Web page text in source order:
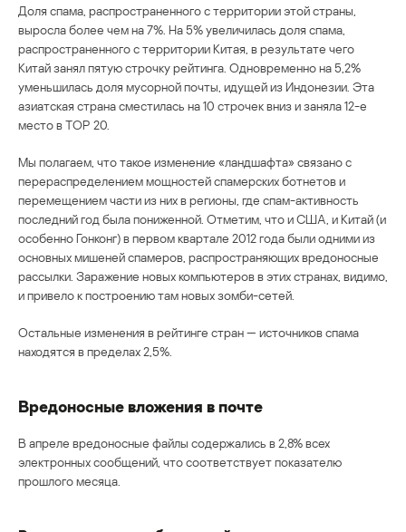
Доля спама, распространенного с территории этой страны,
выросла более чем на 7%. На 5% увеличилась доля спама,
распространенного с территории Китая, в результате чего
Китай занял пятую строчку рейтинга. Одновременно на 5,2%
уменьшилась доля мусорной почты, идущей из Индонезии. Эта
азиатская страна сместилась на 10 строчек вниз и заняла 12-е
место в ТОР 20.
Мы полагаем, что такое изменение «ландшафта» связано с
перераспределением мощностей спамерских ботнетов и
перемещением части из них в регионы, где спам-активность
последний год была пониженной. Отметим, что и США, и Китай (и
особенно Гонконг) в первом квартале 2012 года были одними из
основных мишеней спамеров, распространяющих вредоносные
рассылки. Заражение новых компьютеров в этих странах, видимо,
и привело к построению там новых зомби-сетей.
Остальные изменения в рейтинге стран — источников спама
находятся в пределах 2,5%.
Вредоносные вложения в почте
В апреле вредоносные файлы содержались в 2,8% всех
электронных сообщений, что соответствует показателю
прошлого месяца.